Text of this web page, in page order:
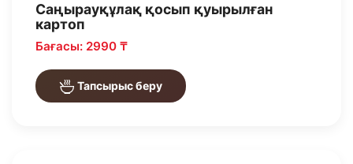
Саңырауқұлақ қосып қуырылған
картоп
Бағасы: 2990 ₸
Тапсырыс беру